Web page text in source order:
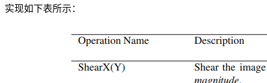
实现如下表所示：